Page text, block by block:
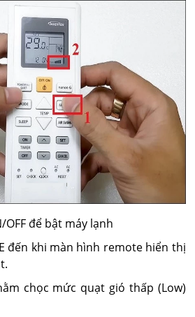
để bật máy lạnh
đến khi màn hình remote hiển thị
chọc mức quạt gió thấp (Low)